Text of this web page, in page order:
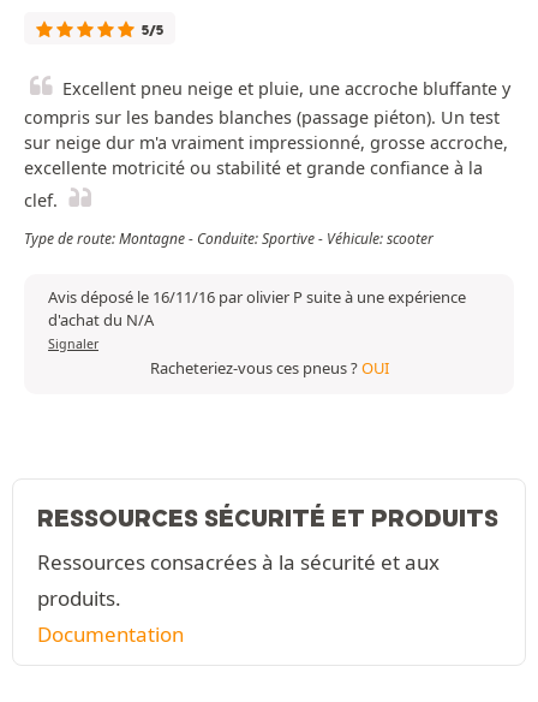
5/5
Excellent pneu neige et pluie, une accroche bluffante y
compris sur les bandes blanches (passage piéton). Un test
sur neige dur m'a vraiment impressionné, grosse accroche,
excellente motricité ou stabilité et grande confiance à la
clef.
Type de route: Montagne - Conduite: Sportive - Véhicule: scooter
Avis déposé le 16/11/16 par olivier P suite à une expérience
d'achat du N/A
Signaler
Racheteriez-vous ces pneus ?OUI
RESSOURCES SÉCURITÉ ET PRODUITS
Ressources consacrées à la sécurité et aux
produits.
Documentation